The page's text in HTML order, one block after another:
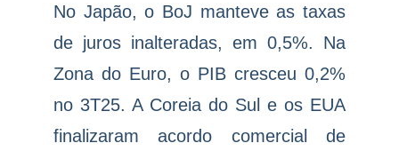
No Japão, o BoJ manteve as taxas
de juros inalteradas, em 0,5%. Na
Zona do Euro, o PIB cresceu 0,2%
no 3T25. A Coreia do Sul e os EUA
finalizaram acordo comercial de